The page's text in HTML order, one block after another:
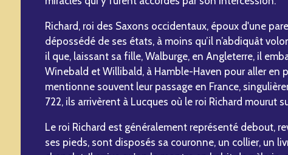
Richard, roi des Saxons occidentaux, époux d'une
dépossédé de ses états, à moins qu’il n’abdiquât
il que, laissant sa fille, Walburge, en Angleterre, il
Winebald et Willibald, à Hamble-Haven pour aller en
mentionne souvent leur passage en France,
722, ils arrivèrent à Lucques où le roi Richard mourut
Le roi Richard est généralement représenté debout,
ses pieds, sont disposés sa couronne, un collier, un